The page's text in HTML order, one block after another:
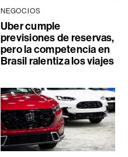
NEGOCIOS
Uber cumple
previsiones de reservas,
pero la competencia en
Brasil ralentiza los viajes